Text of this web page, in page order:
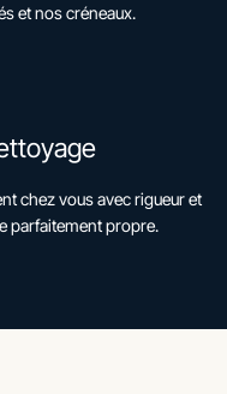
et nos créneaux.
chez vous avec rigueur et
parfaitement propre.